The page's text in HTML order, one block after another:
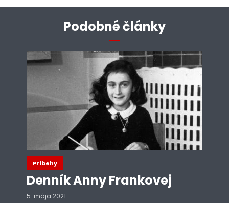
Podobné články
Príbehy
Denník Anny Frankovej
5. mája 2021